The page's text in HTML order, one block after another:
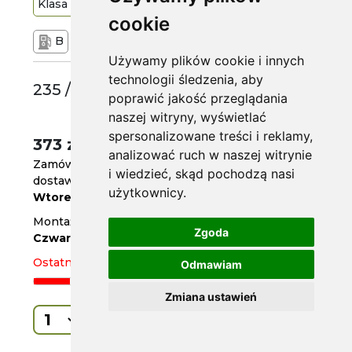
cookie
Używamy plików cookie i innych
technologii śledzenia, aby
poprawić jakość przeglądania
naszej witryny, wyświetlać
spersonalizowane treści i reklamy,
analizować ruch w naszej witrynie
i wiedzieć, skąd pochodzą nasi
użytkownicy.
Zgoda
Odmawiam
Zmiana ustawień
Klasa Premium 98 Y
B
235 /45 R18
373 zł
Zamów do
godz. 14
dostawa za 2 dni
Wtorek
Montaż w serwisie
Czwartek
Ostatnia sztuka